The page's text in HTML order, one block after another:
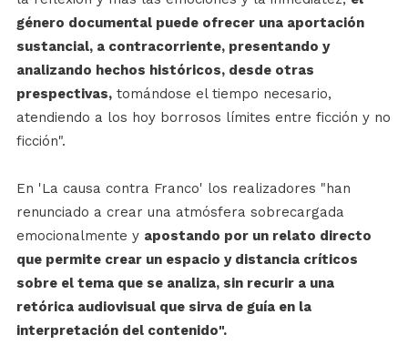
género documental puede ofrecer una aportación
sustancial, a contracorriente, presentando y
analizando hechos históricos, desde otras
prespectivas,tomándose el tiempo necesario,
atendiendo a los hoy borrosos límites entre ficción y no
ficción".
En 'La causa contra Franco' los realizadores "han
renunciado a crear una atmósfera sobrecargada
emocionalmente y apostando por un relato directo
que permite crear un espacio y distancia críticos
sobre el tema que se analiza, sin recurir a una
retórica audiovisual que sirva de guía en la
interpretación del contenido".